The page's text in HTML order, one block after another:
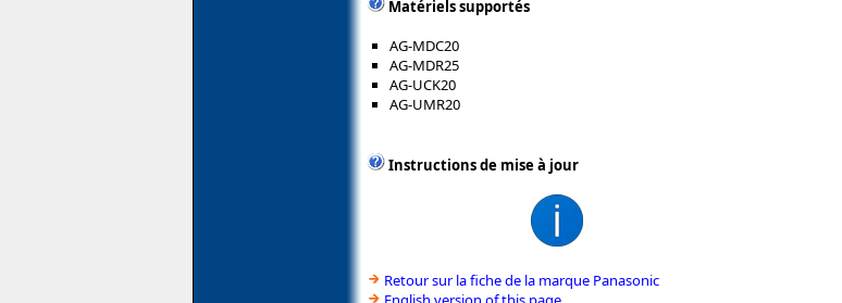
Matériels supportés
AG-MDC20
AG-MDR25
AG-UCK20
AG-UMR20
Instructions de mise à jour
Retour sur la fiche de la marque Panasonic